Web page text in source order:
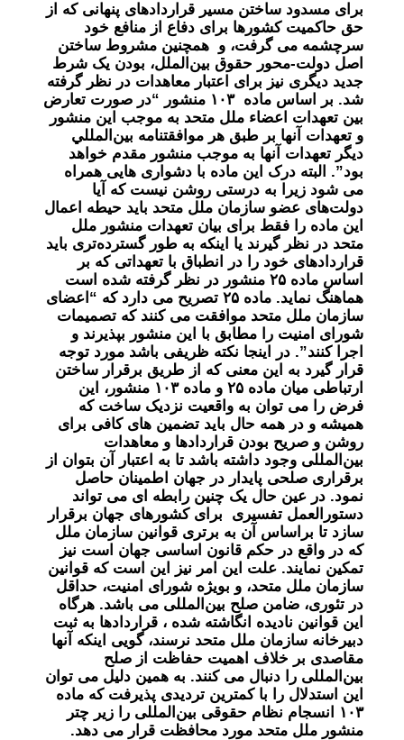
برای مسدود ساختن مسیر قراردادهای پنهانی که از
حق حاکمیت کشورها برای دفاع از منافع خود
سرچشمه می گرفت، و همچنین مشروط ساختن
اصل دولت-محور حقوق بین‌الملل، بودن یک شرط
جدید دیگری نیز برای اعتبار معاهدات در نظر گرفته
شد. بر اساس ماده ١٠٣ منشور “در صورت تعارض
بین تعهدات اعضاء ملل متحد به موجب این منشور
و تعهدات آنها بر طبق هر موافقتنامه بین‌المللي
ديگر تعهدات آنها به موجب منشور مقدم خواهد
بود”. البته درک این ماده با دشواری هایی همراه
می شود زیرا به درستی روشن نیست که آیا
دولت‌های عضو سازمان ملل متحد باید حیطه اعمال
این ماده را فقط برای بیان تعهدات منشور ملل
متحد در نظر گیرند یا اینکه به طور گسترده‌تری باید
قراردادهای خود را در انطباق با تعهداتی که بر
اساس ماده ۲۵ منشور در نظر گرفته شده است
هماهنگ نماید. ماده ۲۵ تصریح می دارد که “اعضای
سازمان ملل متحد موافقت می کنند که تصمیمات
شورای امنیت را مطابق با این منشور بپذیرند و
اجرا کنند”. در اینجا نکته ظریفی باشد مورد توجه
قرار گیرد به این معنی که از طریق برقرار ساختن
ارتباطی میان ماده ۲۵ و ماده ۱۰۳ منشور، این
فرض را می توان به واقعیت نزدیک ساخت که
همیشه و در همه حال باید تضمین های کافی برای
روشن و صریح بودن قراردادها و معاهدات
بین‌المللی وجود داشته باشد تا به اعتبار آن بتوان از
برقراری صلحی پایدار در جهان اطمینان حاصل
نمود. در عین حال یک چنین رابطه ای می تواند
دستورالعمل تفسیری برای کشورهای جهان برقرار
سازد تا براساس آن به برتری قوانین سازمان ملل
که در واقع در حکم قانون اساسی جهان است نیز
تمکین نمایند. علت این امر نیز این است که قوانین
سازمان ملل متحد، و بویژه شورای امنیت، حداقل
در تئوری، ضامن صلح بین‌المللی می باشد. هرگاه
این قوانین نادیده انگاشته شده ، قرار‌دادها به ثبت
دبیرخانه سازمان ملل متحد نرسند، گویی اینکه آنها
مقاصدی بر خلاف اهمیت حفاظت از صلح
بین‌المللی را دنبال می کنند. به همین دلیل می توان
این استدلال را با کمترین تردیدی پذیرفت که ماده
۱۰۳ انسجام نظام حقوقی بین‌المللی را زیر چتر
منشور ملل متحد مورد محافظت قرار می دهد.